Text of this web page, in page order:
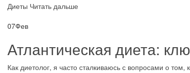
Диеты Читать дальше
07Фев
Атлантическая диета:
Как диетолог, я часто сталкиваюсь с вопросами о том,